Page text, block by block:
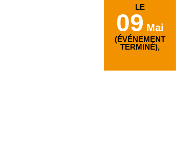
LE
09 Mai
(ÉVÉNEMENT
TERMINÉ),